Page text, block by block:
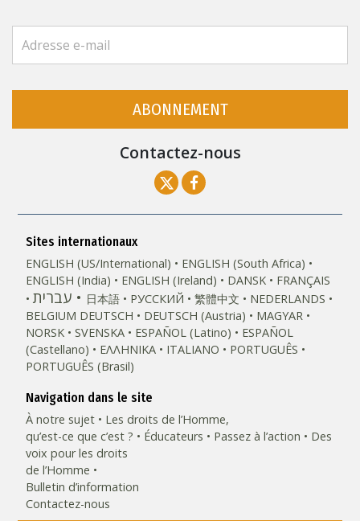
ABONNEMENT
Contactez-nous
Sites internationaux
ENGLISH (US/International)
ENGLISH (South Africa)
ENGLISH (India)
ENGLISH (Ireland) DANSK FRANÇAIS
עברית 日本語 РУССКИЙ 繁體中文
NEDERLANDS
BELGIUM DEUTSCH DEUTSCH (Austria)
MAGYAR
NORSK
SVENSKA ESPAÑOL (Latino)
ESPAÑOL
(Castellano)
ΕΛΛΗΝΙΚA ITALIANO
PORTUGUÊS
PORTUGUÊS (Brasil)‎
Navigation dans le site
À notre sujet
Les droits de l’Homme,
qu’est-ce que c’est ?
Éducateurs Passez à l’action
Des
voix pour les droits
de l’Homme
Bulletin d’information
Contactez-nous